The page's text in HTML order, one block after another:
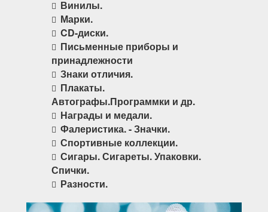
Винилы.
Марки.
CD-диски.
Письменные приборы и
принадлежности
Знаки отличия.
Плакаты.
Автографы.Программки и др.
Награды и медали.
Фалеристика. - Значки.
Спортивные коллекции.
Сигары. Сигареты. Упаковки.
Спички.
Разности.